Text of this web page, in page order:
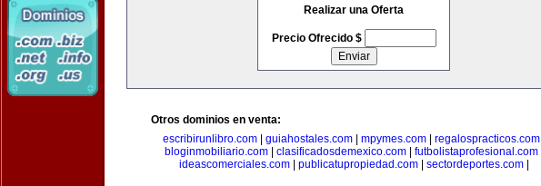
Realizar una Oferta
Precio Ofrecido $
Otros dominios en venta:
escribirunlibro.com| guiahostales.com| mpymes.com| regalospracticos.com|
bloginmobiliario.com| clasificadosdemexico.com| futbolistaprofesional.com|
ideascomerciales.com| publicatupropiedad.com| sectordeportes.com|